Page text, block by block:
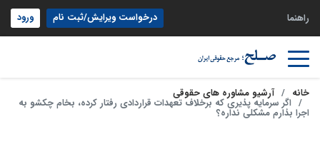
راهنما درخواست ویرایش/ثبت نام ورود
خانه آرشیو مشاوره های حقوقی
اگر سرمایه پذیری که برخلاف تعهدات قراردادی رفتار کرده، بخام چکشو به
اجرا بذارم مشکلی نداره؟